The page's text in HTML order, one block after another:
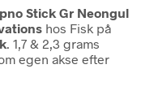
Stick Gr Neongul
hos Fisk på
. 1,7 & 2,3 grams
egen akse efter